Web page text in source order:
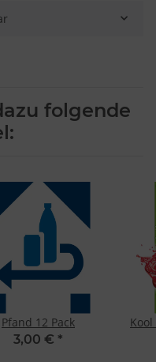
folgende
Pfand 12 Pack
3,00 € *